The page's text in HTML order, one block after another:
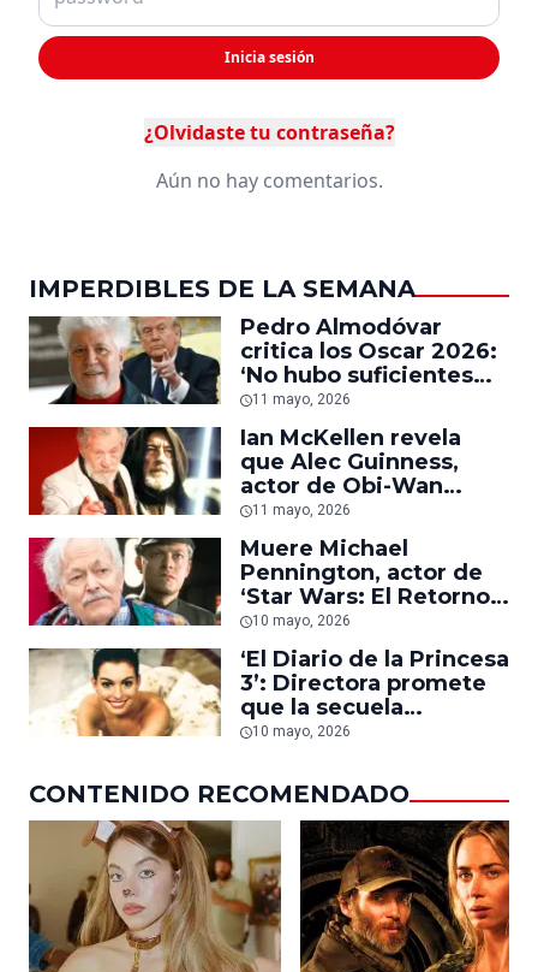
Inicia sesión
¿Olvidaste tu contraseña?
Aún no hay comentarios.
IMPERDIBLES DE LA SEMANA
Pedro Almodóvar
critica los Oscar 2026:
‘No hubo suficientes
protestas contra la
guerra en Gaza o
contra Donald Trump’
11 mayo, 2026
Ian McKellen revela
que Alec Guinness,
actor de Obi-Wan
Kenobi, le sugirió no
hablar sobre derechos
gay porque ‘es
impropio en un actor’
11 mayo, 2026
Muere Michael
Pennington, actor de
‘Star Wars: El Retorno
del Jedi’, a los 82 años
10 mayo, 2026
‘El Diario de la Princesa
3’: Directora promete
que la secuela
mostrará ‘todo el
Thermopolis
10 mayo, 2026
CONTENIDO RECOMENDADO